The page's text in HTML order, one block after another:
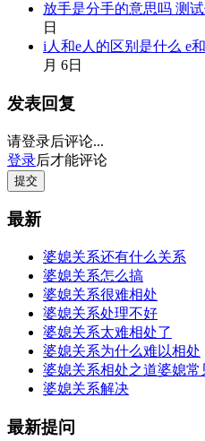
放手是分手的意思吗 测
日
i人和e人的区别是什么 e
月 6日
发表回复
请登录后评论...
登录后才能评论
提交
最新
婆媳关系还有什么关系
婆媳关系怎么搞
婆媳关系很难相处
婆媳关系处理不好
婆媳关系太难相处了
婆媳关系为什么难以相处
婆媳关系相处之道婆媳常
婆媳关系解决
最新提问